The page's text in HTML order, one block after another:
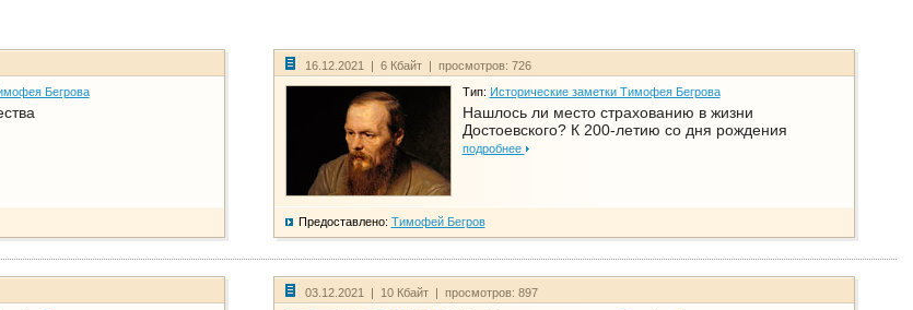
Бегрова
16.12.2021 | 6 Кбайт | просмотров: 726
Тип: Исторические заметки Тимофея Бегрова
Нашлось ли место страхованию в жизни
Достоевского? К 200-летию со дня рождения
подробнее
Предоставлено: Тимофей Бегров
03.12.2021 | 10 Кбайт | просмотров: 897